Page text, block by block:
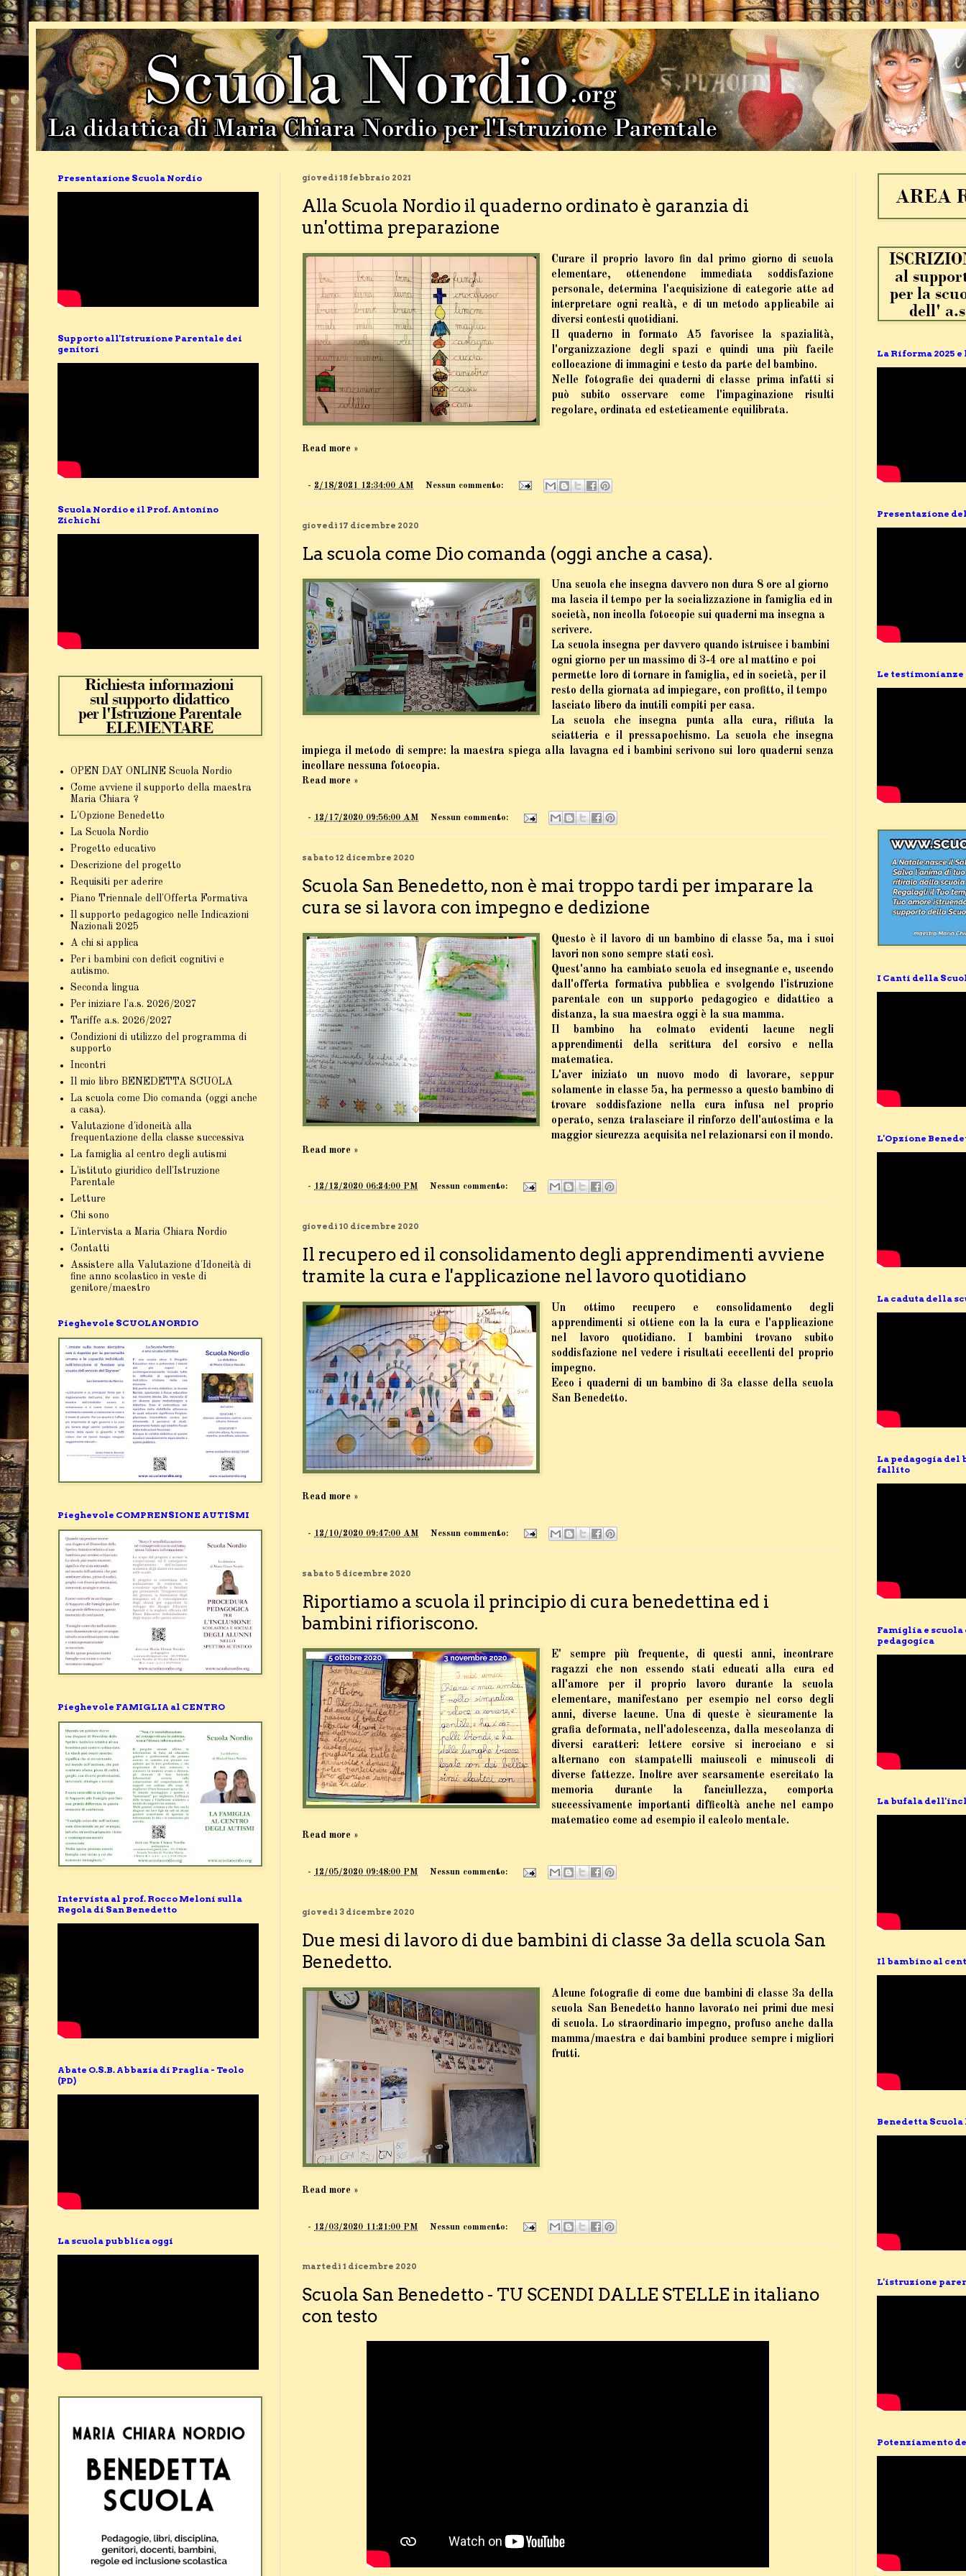
giovedì 18 febbraio 2021
Alla Scuola Nordio il quaderno ordinato è garanzia di
un'ottima preparazione
Curare il proprio lavoro fin dal primo giorno di scuola
elementare, ottenendone immediata soddisfazione
personale, determina l'acquisizione di categorie atte ad
interpretare ogni realtà, e di un metodo applicabile ai
diversi contesti quotidiani.
Il quaderno in formato A5 favorisce la spazialità,
l'organizzazione degli spazi e quindi una più facile
collocazione di immagini e testo da parte del bambino.
Nelle fotografie dei quaderni di classe prima infatti si
può subito osservare come l'impaginazione risulti
regolare, ordinata ed esteticamente equilibrata.
Read more »
- 2/18/2021 12:34:00 AM Nessun commento:
giovedì 17 dicembre 2020
La scuola come Dio comanda (oggi anche a casa).
Una scuola che insegna davvero non dura 8 ore al giorno
ma lascia il tempo per la socializzazione in famiglia ed in
società, non incolla fotocopie sui quaderni ma insegna a
scrivere.
La scuola insegna per davvero quando istruisce i bambini
ogni giorno per un massimo di 3-4 ore al mattino e poi
permette loro di tornare in famiglia, ed in società, per il
resto della giornata ad impiegare, con profitto, il tempo
lasciato libero da inutili compiti per casa.
La scuola che insegna punta alla cura, rifiuta la
sciatteria e il pressapochismo. La scuola che insegna
impiega il metodo di sempre: la maestra spiega alla lavagna ed i bambini scrivono sui loro quaderni senza
incollare nessuna fotocopia.
Read more »
- 12/17/2020 09:56:00 AM Nessun commento:
sabato 12 dicembre 2020
Scuola San Benedetto, non è mai troppo tardi per imparare la
cura se si lavora con impegno e dedizione
Questo è il lavoro di un bambino di classe 5a, ma i suoi
lavori non sono sempre stati così.
Quest'anno ha cambiato scuola ed insegnante e, uscendo
dall'offerta formativa pubblica e svolgendo l'istruzione
parentale con un supporto pedagogico e didattico a
distanza, la sua maestra oggi è la sua mamma.
Il bambino ha colmato evidenti lacune negli
apprendimenti della scrittura del corsivo e nella
matematica.
L'aver iniziato un nuovo modo di lavorare, seppur
solamente in classe 5a, ha permesso a questo bambino di
trovare soddisfazione nella cura infusa nel proprio
operato, senza tralasciare il rinforzo dell'autostima e la
maggior sicurezza acquisita nel relazionarsi con il mondo.
Read more »
- 12/12/2020 06:24:00 PM Nessun commento:
giovedì 10 dicembre 2020
Il recupero ed il consolidamento degli apprendimenti avviene
tramite la cura e l'applicazione nel lavoro quotidiano
Un ottimo recupero e consolidamento degli
apprendimenti si ottiene con la la cura e l'applicazione
nel lavoro quotidiano. I bambini trovano subito
soddisfazione nel vedere i risultati eccellenti del proprio
impegno.
Ecco i quaderni di un bambino di 3a classe della scuola
San Benedetto.
Read more »
- 12/10/2020 09:47:00 AM Nessun commento:
sabato 5 dicembre 2020
Riportiamo a scuola il principio di cura benedettina ed i
bambini rifioriscono.
E' sempre più frequente, di questi anni, incontrare
ragazzi che non essendo stati educati alla cura ed
all'amore per il proprio lavoro durante la scuola
elementare, manifestano per esempio nel corso degli
anni, diverse lacune. Una di queste è sicuramente la
grafia deformata, nell'adolescenza, dalla mescolanza di
diversi caratteri: lettere corsive si incrociano e si
alternano con stampatelli maiuscoli e minuscoli di
diverse fattezze. Inoltre aver scarsamente esercitato la
memoria durante la fanciullezza, comporta
successivamente importanti difficoltà anche nel campo
matematico come ad esempio il calcolo mentale.
Read more »
- 12/05/2020 09:48:00 PM Nessun commento:
giovedì 3 dicembre 2020
Due mesi di lavoro di due bambini di classe 3a della scuola San
Benedetto.
Alcune fotografie di come due bambini di classe 3a della
scuola San Benedetto hanno lavorato nei primi due mesi
di scuola. Lo straordinario impegno, profuso anche dalla
mamma/maestra e dai bambini produce sempre i migliori
frutti.
Read more »
- 12/03/2020 11:21:00 PM Nessun commento:
martedì 1 dicembre 2020
Scuola San Benedetto - TU SCENDI DALLE STELLE in italiano
con testo
Presentazione Scuola Nordio
Supporto all'Istruzione Parentale dei
genitori
Scuola Nordio e il Prof. Antonino
Zichichi
OPEN DAY ONLINE Scuola Nordio
Come avviene il supporto della maestra
Maria Chiara ?
L'Opzione Benedetto
La Scuola Nordio
Progetto educativo
Descrizione del progetto
Requisiti per aderire
Piano Triennale dell'Offerta Formativa
Il supporto pedagogico nelle Indicazioni
Nazionali 2025
A chi si applica
Per i bambini con deficit cognitivi e
autismo.
Seconda lingua
Per iniziare l'a.s. 2026/2027
Tariffe a.s. 2026/2027
Condizioni di utilizzo del programma di
supporto
Incontri
Il mio libro BENEDETTA SCUOLA
La scuola come Dio comanda (oggi anche
a casa).
Valutazione d'idoneità alla
frequentazione della classe successiva
La famiglia al centro degli autismi
L'istituto giuridico dell'Istruzione
Parentale
Letture
Chi sono
L'intervista a Maria Chiara Nordio
Contatti
Assistere alla Valutazione d'Idoneità di
fine anno scolastico in veste di
genitore/maestro
Pieghevole SCUOLANORDIO
Pieghevole COMPRENSIONE AUTISMI
Pieghevole FAMIGLIA al CENTRO
Intervista al prof. Rocco Meloni sulla
Regola di San Benedetto
Abate O.S.B. Abbazia di Praglia - Teolo
(PD)
La scuola pubblica oggi
La Riforma 2025
Presentazione del
Le testimonianze
I Canti della
L'Opzione
La caduta della
La pedagogia del
fallito
Famiglia e
pedagogica
La bufala
Il bambino al
Benedetta
L'istruzione
Potenziamento